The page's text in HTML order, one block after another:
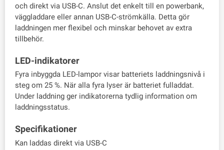
och direkt via USB-C. Anslut det enkelt till en powerbank,
väggladdare eller annan USB-C-strömkälla. Detta gör
laddningen mer flexibel och minskar behovet av extra
tillbehör.
LED-indikatorer
Fyra inbyggda LED-lampor visar batteriets laddningsnivå i
steg om 25 %. När alla fyra lyser är batteriet fulladdat.
Under laddning ger indikatorerna tydlig information om
laddningsstatus.
Specifikationer
Kan laddas direkt via USB-C